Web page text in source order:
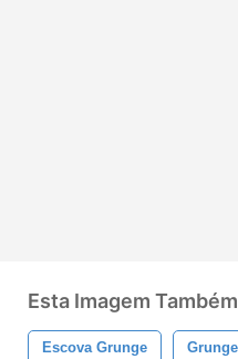
Esta Imagem
Escova Grunge Grunge